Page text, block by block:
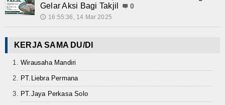
Gelar Aksi Bagi Takjil
0
🕔 16:55:36, 14 Mar 2025
KERJA SAMA DU/DI
Wirausaha Mandiri
PT.Liebra Permana
PT.Jaya Perkasa Solo